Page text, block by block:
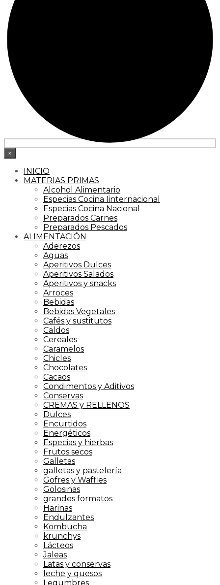
×
INICIO
MATERIAS PRIMAS
Alcohol Alimentario
Especias Cocina Iinternacional
Especias Cocina Nacional
Preparados Carnes
Preparados Pescados
ALIMENTACIÓN
Aderezos
Aguas
Aperitivos Dulces
Aperitivos Salados
Aperitivos y snacks
Arroces
Bebidas
Bebidas Vegetales
Cafés y sustitutos
Caldos
Cereales
Caramelos
Chicles
Chocolates
Cacaos
Condimentos y Aditivos
Conservas
CREMAS y RELLENOS
Dulces
Encurtidos
Energéticos
Especias y hierbas
Frutos secos
Galletas
galletas y pastelería
Gofres y Waffles
Golosinas
grandes formatos
Harinas
Endulzantes
Kombucha
krunchys
Lácteos
Jaleas
Latas y conservas
leche y quesos
Legumbres